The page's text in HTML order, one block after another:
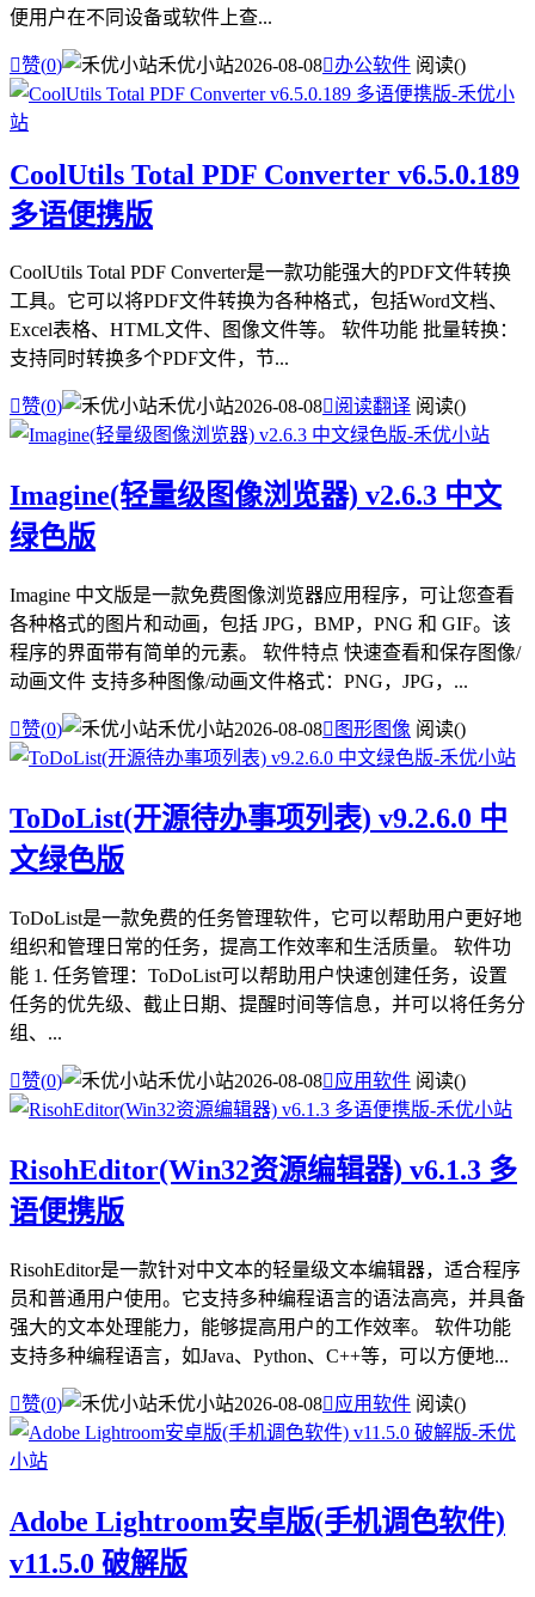
便用户在不同设备或软件上查...
赞(0) 禾优小站2026-08-08办公软件 阅读()
CoolUtils Total PDF Converter v6.5.0.189
多语便携版
CoolUtils Total PDF Converter是一款功能强大的PDF文件转换
工具。它可以将PDF文件转换为各种格式，包括Word文档、
Excel表格、HTML文件、图像文件等。 软件功能 批量转换：
支持同时转换多个PDF文件，节...
赞(0) 禾优小站2026-08-08阅读翻译 阅读()
Imagine(轻量级图像浏览器) v2.6.3 中文
绿色版
Imagine 中文版是一款免费图像浏览器应用程序，可让您查看
各种格式的图片和动画，包括 JPG，BMP，PNG 和 GIF。该
程序的界面带有简单的元素。 软件特点 快速查看和保存图像/
动画文件 支持多种图像/动画文件格式：PNG，JPG，...
赞(0) 禾优小站2026-08-08 图形图像 阅读()
ToDoList(开源待办事项列表) v9.2.6.0 中
文绿色版
ToDoList是一款免费的任务管理软件，它可以帮助用户更好地
组织和管理日常的任务，提高工作效率和生活质量。 软件功
能 1. 任务管理：ToDoList可以帮助用户快速创建任务，设置
任务的优先级、截止日期、提醒时间等信息，并可以将任务分
组、...
赞(0) 禾优小站2026-08-08应用软件 阅读()
RisohEditor(Win32资源编辑器) v6.1.3 多
语便携版
RisohEditor是一款针对中文本的轻量级文本编辑器，适合程序
员和普通用户使用。它支持多种编程语言的语法高亮，并具备
强大的文本处理能力，能够提高用户的工作效率。 软件功能
支持多种编程语言，如Java、Python、C++等，可以方便地...
赞(0) 禾优小站2026-08-08应用软件 阅读()
Adobe Lightroom安卓版(手机调色软件)
v11.5.0 破解版